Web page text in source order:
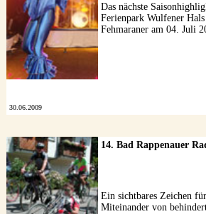
Das nächste
Ferienpark Wulfener
Fehmaraner am 04. Juli
30.06.2009
14. Bad Rappenauer
Ein sichtbares Zeichen
Miteinander von